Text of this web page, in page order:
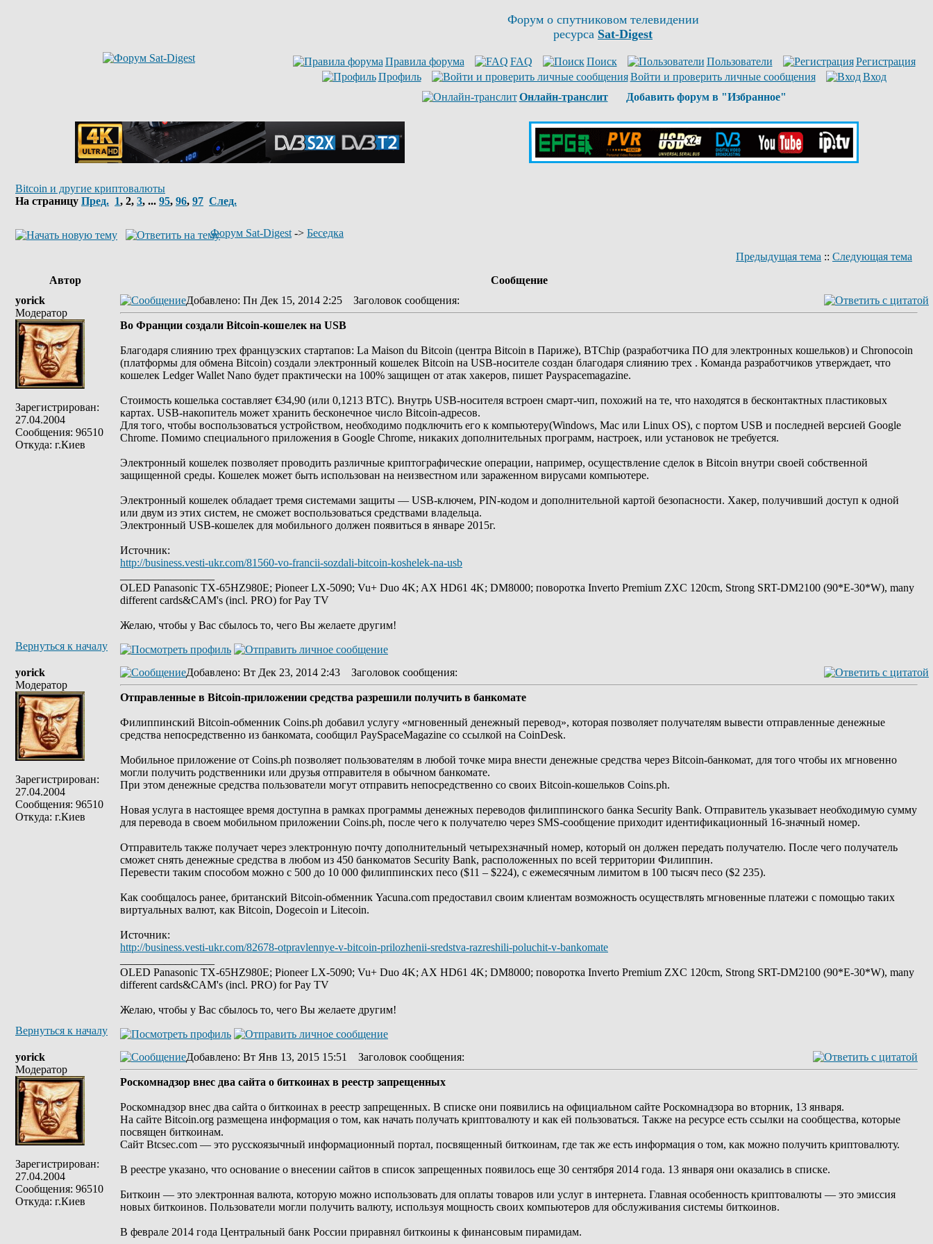
Форум о спутниковом телевидении
ресурса Sat-Digest
Правила форума FAQ Поиск Пользователи
Регистрация
Профиль
Войти и проверить личные сообщения
Вход
Онлайн-транслит
Добавить форум в "Избранное"
Bitcoin и другие криптовалюты
На страницу Пред. 1, 2, 3, ... 95, 96, 97 След.
Форум Sat-Digest -> Беседка
Предыдущая тема :: Следующая тема
Автор
Сообщение
yorick
Модератор
Зарегистрирован:
27.04.2004
Сообщения: 96510
Откуда: г.Киев
Добавлено: Пн Дек 15, 2014 2:25 Заголовок сообщения:
Во Франции создали Bitcoin-кошелек на USB
Благодаря слиянию трех французских стартапов: La Maison du Bitcoin (центра Bitcoin в Париже), BTChip (разработчика ПО для электронных кошельков) и Chronocoin
(платформы для обмена Bitcoin) создали электронный кошелек Bitcoin на USB-носителе создан благодаря слиянию трех . Команда разработчиков утверждает, что
кошелек Ledger Wallet Nano будет практически на 100% защищен от атак хакеров, пишет Рayspacemagazine.
Стоимость кошелька составляет €34,90 (или 0,1213 BTC). Внутрь USB-носителя встроен смарт-чип, похожий на те, что находятся в бесконтактных пластиковых
картах. USB-накопитель может хранить бесконечное число Bitcoin-адресов.
Для того, чтобы воспользоваться устройством, необходимо подключить его к компьютеру(Windows, Mac или Linux OS), с портом USB и последней версией Google
Chrome. Помимо специального приложения в Google Chrome, никаких дополнительных программ, настроек, или установок не требуется.
Электронный кошелек позволяет проводить различные криптографические операции, например, осуществление сделок в Bitcoin внутри своей собственной
защищенной среды. Кошелек может быть использован на неизвестном или зараженном вирусами компьютере.
Электронный кошелек обладает тремя системами защиты — USB-ключем, PIN-кодом и дополнительной картой безопасности. Хакер, получивший доступ к одной
или двум из этих систем, не сможет воспользоваться средствами владельца.
Электронный USB-кошелек для мобильного должен появиться в январе 2015г.
Источник:
http://business.vesti-ukr.com/81560-vo-francii-sozdali-bitcoin-koshelek-na-usb
OLED Panasonic TX-65HZ980E; Pioneer LX-5090; Vu+ Duo 4K; AX HD61 4K; DM8000; поворотка Inverto Premium ZXC 120cm, Strong SRT-DM2100 (90*E-30*W), many
different cards&CAM's (incl. PRO) for Pay TV
Желаю, чтобы у Вас сбылось то, чего Вы желаете другим!
Вернуться к началу
yorick
Модератор
Зарегистрирован:
27.04.2004
Сообщения: 96510
Откуда: г.Киев
Добавлено: Вт Дек 23, 2014 2:43 Заголовок сообщения:
Отправленные в Bitcoin-приложении средства разрешили получить в банкомате
Филиппинский Bitcoin-обменник Coins.ph добавил услугу «мгновенный денежный перевод», которая позволяет получателям вывести отправленные денежные
средства непосредственно из банкомата, сообщил PaySpaceMagazine со ссылкой на CoinDesk.
Мобильное приложение от Coins.ph позволяет пользователям в любой точке мира внести денежные средства через Bitcoin-банкомат, для того чтобы их мгновенно
могли получить родственники или друзья отправителя в обычном банкомате.
При этом денежные средства пользователи могут отправить непосредственно со своих Bitcoin-кошельков Coins.ph.
Новая услуга в настоящее время доступна в рамках программы денежных переводов филиппинского банка Security Bank. Отправитель указывает необходимую сумму
для перевода в своем мобильном приложении Coins.ph, после чего к получателю через SMS-сообщение приходит идентификационный 16-значный номер.
Отправитель также получает через электронную почту дополнительный четырехзначный номер, который он должен передать получателю. После чего получатель
сможет снять денежные средства в любом из 450 банкоматов Security Bank, расположенных по всей территории Филиппин.
Перевести таким способом можно с 500 до 10 000 филиппинских песо ($11 – $224), с ежемесячным лимитом в 100 тысяч песо ($2 235).
Как сообщалось ранее, британский Bitcoin-обменник Yacuna.com предоставил своим клиентам возможность осуществлять мгновенные платежи с помощью таких
виртуальных валют, как Bitcoin, Dogecoin и Litecoin.
Источник:
http://business.vesti-ukr.com/82678-otpravlennye-v-bitcoin-prilozhenii-sredstva-razreshili-poluchit-v-bankomate
OLED Panasonic TX-65HZ980E; Pioneer LX-5090; Vu+ Duo 4K; AX HD61 4K; DM8000; поворотка Inverto Premium ZXC 120cm, Strong SRT-DM2100 (90*E-30*W), many
different cards&CAM's (incl. PRO) for Pay TV
Желаю, чтобы у Вас сбылось то, чего Вы желаете другим!
Вернуться к началу
yorick
Модератор
Зарегистрирован:
27.04.2004
Сообщения: 96510
Откуда: г.Киев
Добавлено: Вт Янв 13, 2015 15:51 Заголовок сообщения:
Роскомнадзор внес два сайта о биткоинах в реестр запрещенных
Роскомнадзор внес два сайта о биткоинах в реестр запрещенных. В списке они появились на официальном сайте Роскомнадзора во вторник, 13 января.
На сайте Bitcoin.org размещена информация о том, как начать получать криптовалюту и как ей пользоваться. Также на ресурсе есть ссылки на сообщества, которые
посвящен биткоинам.
Сайт Btcsec.com — это русскоязычный информационный портал, посвященный биткоинам, где так же есть информация о том, как можно получить криптовалюту.
В реестре указано, что основание о внесении сайтов в список запрещенных появилось еще 30 сентября 2014 года. 13 января они оказались в списке.
Биткоин — это электронная валюта, которую можно использовать для оплаты товаров или услуг в интернета. Главная особенность криптовалюты — это эмиссия
новых биткоинов. Пользователи могли получить валюту, используя мощность своих компьютеров для обслуживания системы биткоинов.
В феврале 2014 года Центральный банк России приравнял биткоины к финансовым пирамидам.